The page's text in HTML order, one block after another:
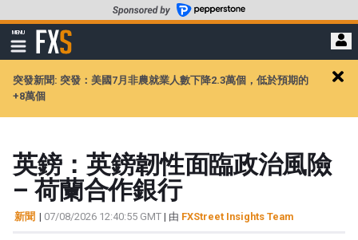
至
要
MENU
顯
示
航
FXStreet
突發新聞: 突發：美國7月非農就業人數下降2.3萬個，低於預期的
+8萬個
英鎊：英鎊韌性面臨政治風險
– 荷蘭合作銀行
新聞 | 07/08/2026 12:40:55 GMT | 由 FXStreet Insights Team